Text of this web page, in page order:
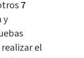
7
y
el